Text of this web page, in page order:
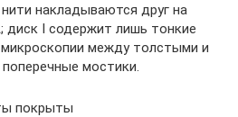
накладываются друг на
диск I содержит лишь тонкие
между толстыми и
мостики.
покрыты